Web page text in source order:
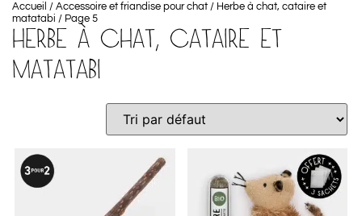
Accueil / Accessoire et friandise pour chat / Herbe à chat, cataire et
matatabi / Page 5
HERBE À CHAT, CATAIRE ET
MATATABI